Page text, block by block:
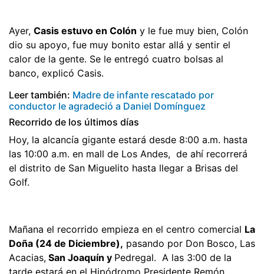
Ayer, Casis estuvo en Colón y le fue muy bien, Colón
dio su apoyo, fue muy bonito estar allá y sentir el
calor de la gente. Se le entregó cuatro bolsas al
banco, explicó Casis.
Leer también: Madre de infante rescatado por
conductor le agradeció a Daniel Domínguez
Recorrido de los últimos días
Hoy, la alcancía gigante estará desde 8:00 a.m. hasta
las 10:00 a.m. en mall de Los Andes, de ahí recorrerá
el distrito de San Miguelito hasta llegar a Brisas del
Golf.
Mañana el recorrido empieza en el centro comercial La
Doña (24 de Diciembre), pasando por Don Bosco, Las
Acacias, San Joaquín y Pedregal. A las 3:00 de la
tarde estará en el Hipódromo Presidente Remón.